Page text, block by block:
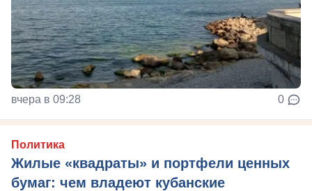
вчера в 09:28 0
Политика
Жилые «квадраты» и портфели ценных
бумаг: чем владеют кубанские